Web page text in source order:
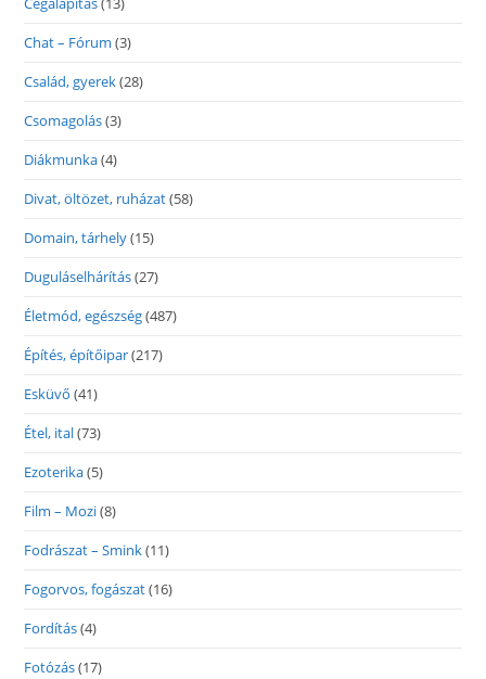
Chat – Fórum (3)
Család, gyerek(28)
Csomagolás(3)
Diákmunka(4)
Divat, öltözet, ruházat(58)
Domain, tárhely(15)
Duguláselhárítás(27)
Életmód, egészség(487)
Építés, építőipar(217)
Esküvő (41)
Étel, ital(73)
Ezoterika(5)
Film – Mozi(8)
Fodrászat – Smink(11)
Fogorvos, fogászat(16)
Fordítás(4)
Fotózás(17)